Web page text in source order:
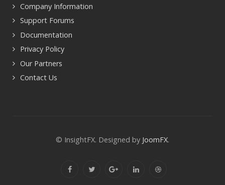
Company Information
Support Forums
Documentation
Privacy Policy
Our Partners
Contact Us
© InsightFX. Designed by JoomFX.